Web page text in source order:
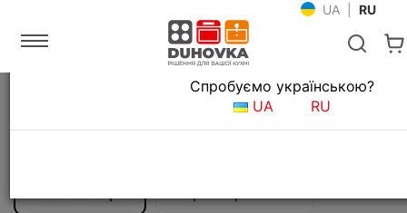
UA RU
Встраиваемая техника
Аксессуары для встраиваемой техники
Камень для пиццы Teka (41599006)
Язык магазина
Спробуємо українською?
UA
RU